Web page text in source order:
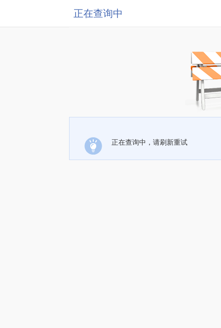
正在查询中
正在查询中，请刷新重试